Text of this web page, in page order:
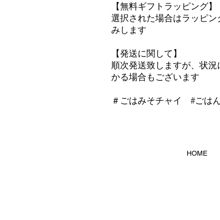
【無料ギフトラッピング】
選択された場合はラッピ
みします
【発送に関して】
順次発送致しますが、状
かる場合もございます
＃ごはみそチャイ #ごは
HOME